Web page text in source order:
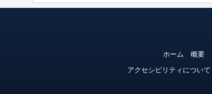
ホーム 概要
アクセシビリティについて